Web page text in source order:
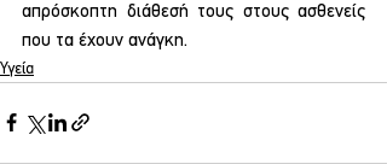
απρόσκοπτη διάθεσή τους στους ασθενείς
που τα έχουν ανάγκη.
Υγεία